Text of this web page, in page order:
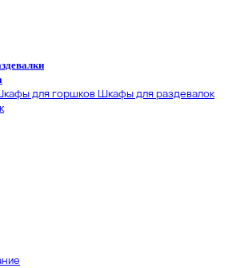
для горшковШкафы для раздевалок